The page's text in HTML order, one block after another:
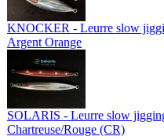
KNOCKER - Leurre slow
Argent Orange
SOLARIS - Leurre slow
Chartreuse/Rouge (CR)